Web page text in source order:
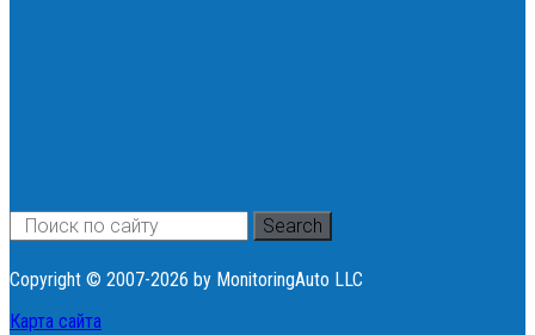
Search
Copyright © 2007-2026 by MonitoringAuto LLC
Карта сайта